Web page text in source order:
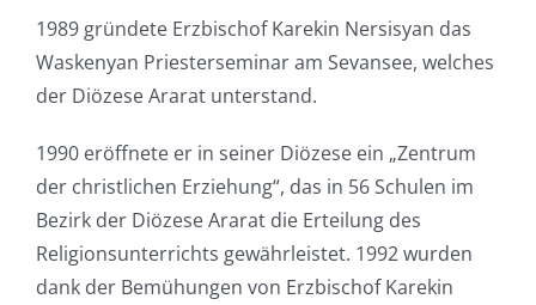
1989 gründete Erzbischof Karekin Nersisyan das
Waskenyan Priesterseminar am Sevansee, welches
der Diözese Ararat unterstand.
1990 eröffnete er in seiner Diözese ein „Zentrum
der christlichen Erziehung“, das in 56 Schulen im
Bezirk der Diözese Ararat die Erteilung des
Religionsunterrichts gewährleistet. 1992 wurden
dank der Bemühungen von Erzbischof Karekin